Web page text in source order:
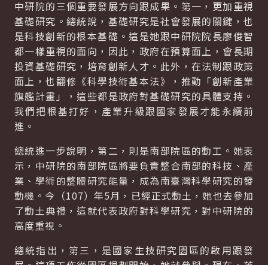
中研院的三個重要發展方向跟成果。第一，更加重視
基礎研究。總統說，基礎研究是社會發展的關鍵，也
是科技創新的根本基礎。這是她跟中研院院長廖俊智
都一樣重視的面向，因此，政府在預算面上，會長期
投資基礎研究，培育創新人才。此外，在法制跟政策
面上，也翻修《科學技術基本法》，推動「創新產業
旗艦計畫」，這些都是政府對基礎研究的具體支持。
我們把根基打好，產業升級跟國家發展才能永續前
進。
總統進一步說明，第二，則是南部院區的動工。她表
示，中研院的南部院區將要負責整合南部的科技、產
業、學術的整體研究能量，成為南臺灣科學研究的發
動機。今（107）年5月，已經正式動土，她也去參加
了動土典禮，這就代表政府對科學研究，對中研院的
高度重視。
總統指出，第三，是國家生技研究園區的啟用跟發